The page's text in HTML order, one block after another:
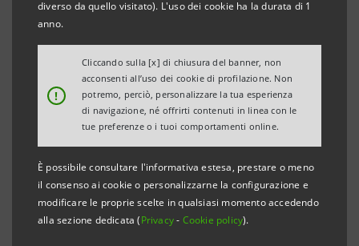
diverso da quello visitato). L'uso dei cookie ha la durata di 1
anno.
!
Cliccando sulla [x] di chiusura del banner, non
acconsenti all’uso dei cookie di profilazione. Non
potremo, perciò, personalizzare la tua esperienza
di navigazione, né offrirti contenuti in linea con le
tue preferenze o i tuoi comportamenti online.
È possibile consultare l'informativa estesa, prestare o meno
il consenso ai cookie o personalizzarne la configurazione e
modificare le proprie scelte in qualsiasi momento accedendo
alla sezione dedicata (Privacy- Cookie policy).
VILLE VENETE E CASTELLI FRIULI VENEZIA GIULIA
OSPITI DI INTESA SANPAOLO
GRAZIE ALL’INIZIATIVA “ECCO LA MIA IMPRESA”,
400 ECCELLENZE ITALIANE SI RACCONTANO
ALL’INTERNO DELLO SPAZIO ESPOSITIVO DI INTESA
SANPAOLO
Milano, 24 settembre 2015. Ville Venete e Castelli Friuli
Venezia Giulia presentano in Expo Milano 2015 i